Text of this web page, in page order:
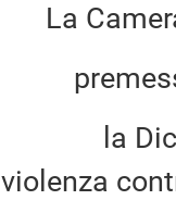
La
la
violenza